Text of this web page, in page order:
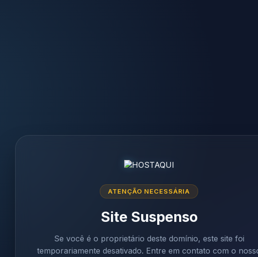
ATENÇÃO NECESSÁRIA
Site Suspenso
Se você é o proprietário deste domínio, este site foi
temporariamente desativado. Entre em contato com o